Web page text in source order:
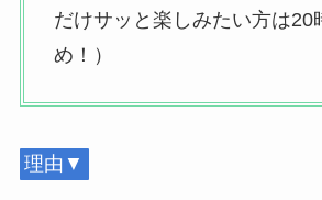
だけサッと楽しみたい方は20
め！）
理由▼